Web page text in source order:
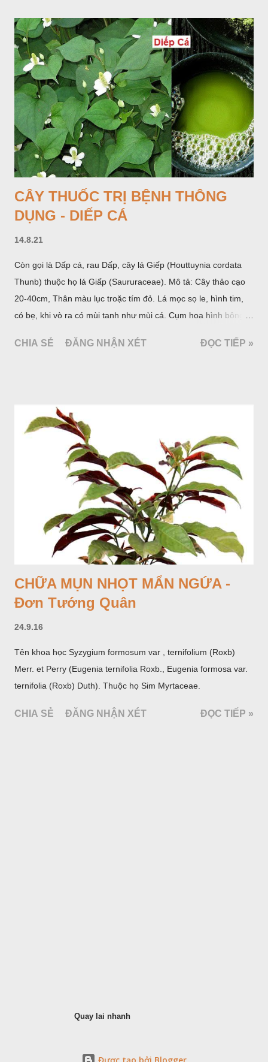
một mo to màu đỏ xanh có đốm trắng, mặt trong màu đỏ thẫm,
bao lấy một bong mo là một trục mang phần hoa cái ở dưới,
phần hoa đực ở trên. Khoai nưa phân bố ở Ấn độ, Myanma,
Trung quốc, Việt nam, Campuchia, Malaixia, Inđônêxia,
Philippin. Ở nước ta, khoai nưa mọc hoang rải rác ở khắp các
vùng rừng núi, được bà con nhiều địa phương đem về trồng từ
lâu đời ở trong vườn, quanh bờ ao, dọc hàng rào và trên các
đồi để làm thức ăn cho người và gia súc, gặp nhiều ở các tỉnh
Lạng s...
CÂY THUỐC TRỊ BỆNH THÔNG
DỤNG - DIẾP CÁ
14.8.21
Còn gọi là Dấp cá, rau Dấp, cây lá Giếp (Houttuynia cordata
Thunb) thuộc họ lá Giấp (Saururaceae). Mô tả: Cây thảo cạo
20-40cm, Thân màu lục troặc tím đỏ. Lá mọc sọ le, hình tim,
có bẹ, khi vò ra có mùi tanh như mùi cá. Cụm hoa hình bông
nhạt. Hạt hình trái xoan nhẵn. Mùa hoa quả: tháng 5 – 7.
CHIA SẺ ĐĂNG NHẬN XÉT ĐỌC TIẾP »
CHỮA MỤN NHỌT MẨN NGỨA -
Đơn Tướng Quân
24.9.16
Tên khoa học Syzygium formosum var , ternifolium (Roxb)
Merr. et Perry (Eugenia ternifolia Roxb., Eugenia formosa var.
ternifolia (Roxb) Duth). Thuộc họ Sim Myrtaceae.
CHIA SẺ ĐĂNG NHẬN XÉT ĐỌC TIẾP »
Quay lai nhanh